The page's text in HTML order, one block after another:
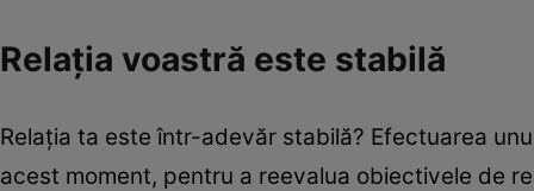
Relaţia voastră este stabilă
Relaţia ta este într-adevăr stabilă? Efectuarea
acest moment, pentru a reevalua obiectivele de